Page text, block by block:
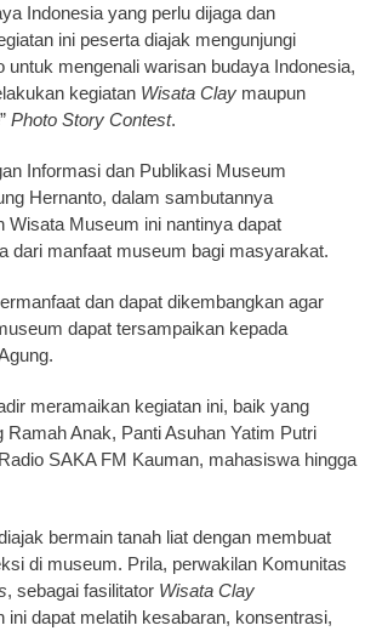
Indonesia yang perlu dijaga dan
ini peserta diajak mengunjungi
untuk mengenali warisan budaya Indonesia,
kegiatan Wisata Claymaupun
Photo Story Contest.
Informasi dan Publikasi Museum
Hernanto, dalam sambutannya
Wisata Museum ini nantinya dapat
dari manfaat museum bagi masyarakat.
dan dapat dikembangkan agar
dapat tersampaikan kepada
meramaikan kegiatan ini, baik yang
Ramah Anak, Panti Asuhan Yatim Putri
SAKA FM Kauman, mahasiswa hingga
bermain tanah liat dengan membuat
di museum. Prila, perwakilan Komunitas
, sebagai fasilitator Wisata Clay
ini dapat melatih kesabaran, konsentrasi,